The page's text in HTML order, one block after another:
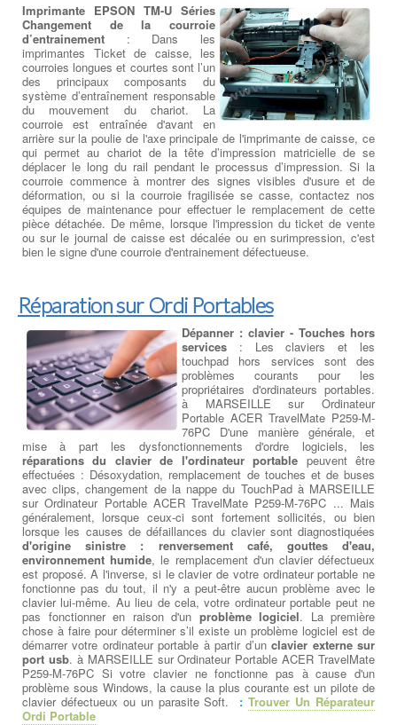
Imprimante EPSON TM-U Séries
Changement de la courroie
d’entrainement : Dans les
imprimantes Ticket de caisse, les
courroies longues et courtes sont l’un
des principaux composants du
système d’entraînement responsable
du mouvement du chariot. La
courroie est entraînée d'avant en
arrière sur la poulie de l'axe principale de l'imprimante de caisse, ce
qui permet au chariot de la tête d’impression matricielle de se
déplacer le long du rail pendant le processus d’impression. Si la
courroie commence à montrer des signes visibles d'usure et de
déformation, ou si la courroie fragilisée se casse, contactez nos
équipes de maintenance pour effectuer le remplacement de cette
pièce détachée. De même, lorsque l'impression du ticket de vente
ou sur le journal de caisse est décalée ou en surimpression, c'est
bien le signe d'une courroie d'entrainement défectueuse.
Réparation sur Ordi Portables
Dépanner : clavier - Touches hors
services : Les claviers et les
touchpad hors services sont des
problèmes courants pour les
propriétaires d'ordinateurs portables.
à MARSEILLE sur Ordinateur
Portable ACER TravelMate P259-M-
76PC D'une manière générale, et
mise à part les dysfonctionnements d'ordre logiciels, les
réparations du clavier de l'ordinateur portable peuvent être
effectuées : Désoxydation, remplacement de touches et de buses
avec clips, changement de la nappe du TouchPad à MARSEILLE
sur Ordinateur Portable ACER TravelMate P259-M-76PC ... Mais
généralement, lorsque ceux-ci sont fortement sollicités, ou bien
lorsque les causes de défaillances du clavier sont diagnostiquées
d'origine sinistre : renversement café, gouttes d'eau,
environnement humide, le remplacement d'un clavier défectueux
est proposé. A l'inverse, si le clavier de votre ordinateur portable ne
fonctionne pas du tout, il n'y a peut-être aucun problème avec le
clavier lui-même. Au lieu de cela, votre ordinateur portable peut ne
pas fonctionner en raison d'un problème logiciel. La première
chose à faire pour déterminer s’il existe un problème logiciel est de
démarrer votre ordinateur portable à partir d’unclavier externe sur
port usb. à MARSEILLE sur Ordinateur Portable ACER TravelMate
P259-M-76PC Si votre clavier ne fonctionne pas à cause d'un
problème sous Windows, la cause la plus courante est un pilote de
clavier défectueux ou un parasite Soft. :Trouver Un Réparateur
Ordi Portable